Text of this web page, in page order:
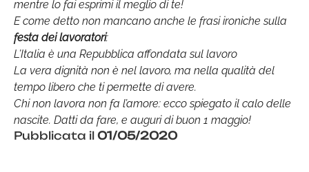
mentre lo fai esprimi il meglio di te!
E come detto non mancano anche le frasi ironiche sulla
festa dei lavoratori:
L’Italia è una Repubblica affondata sul lavoro
La vera dignità non è nel lavoro, ma nella qualità del
tempo libero che ti permette di avere.
Chi non lavora non fa l’amore: ecco spiegato il calo delle
nascite. Datti da fare, e auguri di buon 1 maggio!
Pubblicata il 01/05/2020